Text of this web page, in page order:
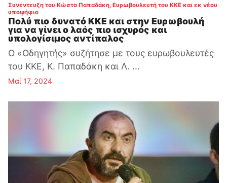
Συνέντευξη του Κώστα Παπαδάκη, Ευρωβουλευτή του ΚΚΕ και εκ νέου
υποψήφιο:
Πολύ πιο δυνατό ΚΚΕ και στην Ευρωβουλή
για να γίνει ο λαός πιο ισχυρός και
υπολογίσιμος αντίπαλος
Ο «Οδηγητής» συζήτησε με τους ευρωβουλευτές
του ΚΚΕ, Κ. Παπαδάκη και Λ. ...
Μαΐ 17, 2024